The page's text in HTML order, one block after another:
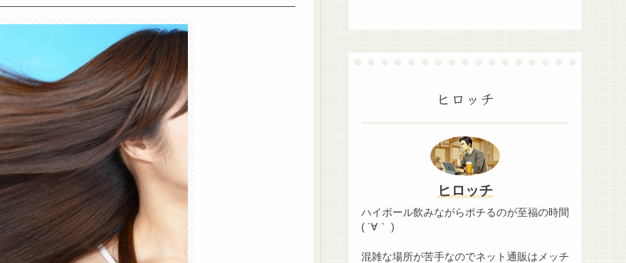
ヒロッチ
ヒロッチ
ハイボール飲みながらポチるのが至福の時間
( ´∀｀ )
混雑な場所が苦手なのでネット通販はメッチ